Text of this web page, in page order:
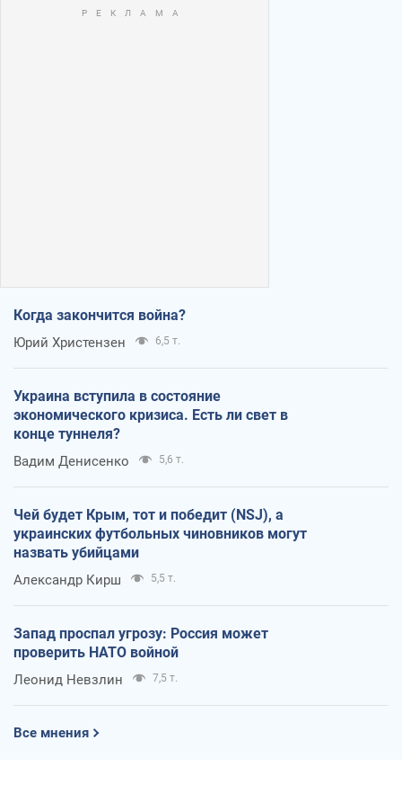
Когда закончится война?
Юрий Христензен 6,5 т.
Украина вступила в состояние
экономического кризиса. Есть ли свет в
конце туннеля?
Вадим Денисенко 5,6 т.
Чей будет Крым, тот и победит (NSJ), а
украинских футбольных чиновников могут
назвать убийцами
Александр Кирш 5,5 т.
Запад проспал угрозу: Россия может
проверить НАТО войной
Леонид Невзлин 7,5 т.
Все мнения